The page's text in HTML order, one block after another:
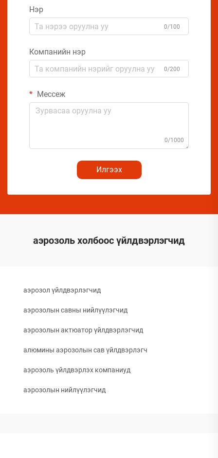
Нэр
0/100
Компанийн нэр
0/200
Мессеж
0/1000
Илгээх
аэрозоль холбоос үйлдвэрлэгчид
аэрозол үйлдвэрлэгчид
аэрозолын савны нийлүүлэгчид
аэрозолын актюатор үйлдвэрлэгчид
алюмины аэрозолын сав үйлдвэрлэгч
аэрозоль үйлдвэрлэх компаниуд
аэрозолын нийлүүлэгчид